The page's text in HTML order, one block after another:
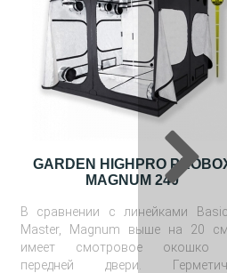
GARDEN HIGHPRO
MAGNUM 240
В сравнении с линейками
Master, Magnum выше на 20
имеет смотровое окошко
передней двери.